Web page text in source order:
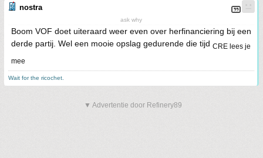
nostra
ask why
Boom VOF doet uiteraard weer even over herfinanciering bij een
derde partij. Wel een mooie opslag gedurende die tijd CRE lees je
mee
Wait for the ricochet.
▼ Advertentie door Refinery89